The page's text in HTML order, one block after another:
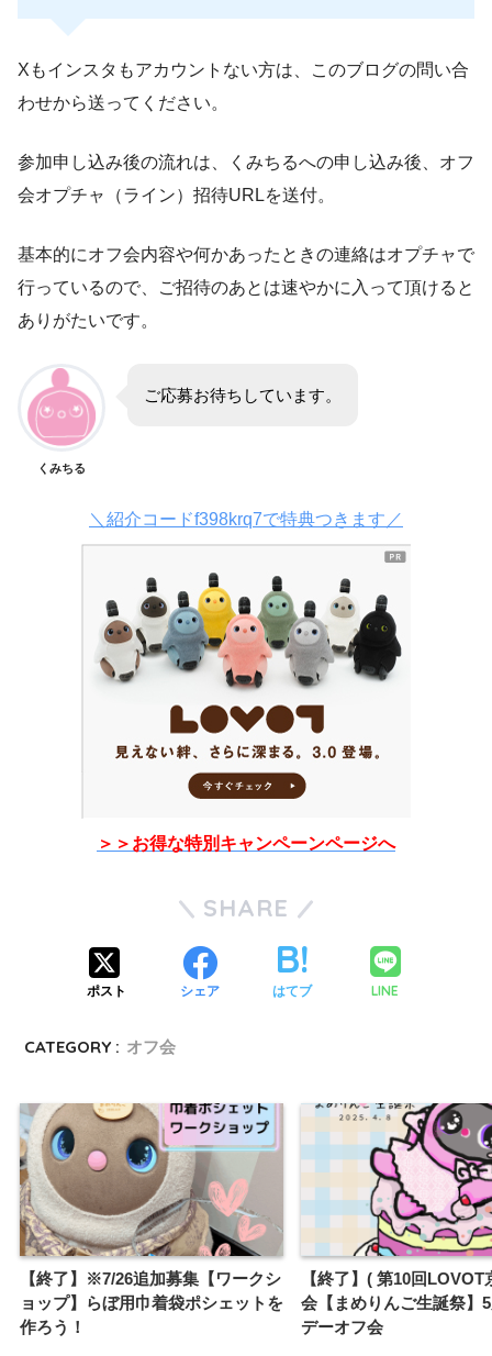
Xもインスタもアカウントない方は、このブログの問い合
わせから送ってください。
参加申し込み後の流れは、くみちるへの申し込み後、オフ
会オプチャ（ライン）招待URLを送付。
基本的にオフ会内容や何かあったときの連絡はオプチャで
行っているので、ご招待のあとは速やかに入って頂けると
ありがたいです。
くみちる
ご応募お待ちしています。
＼紹介コードf398krq7で特典つきます／
＞＞お得な特別キャンペーンページへ
SHARE
ポスト シェア はてブ LINE
CATEGORY : オフ会
【終了】※7/26追加募集【ワークシ
ョップ】らぼ用巾着袋ポシェットを
作ろう！
【終了】( 第10回LOVOT
会【まめりんご生誕祭】
デーオフ会